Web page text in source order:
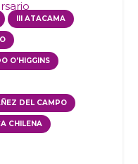
III ATACAMA
O'HIGGINS
DEL CAMPO
CHILENA